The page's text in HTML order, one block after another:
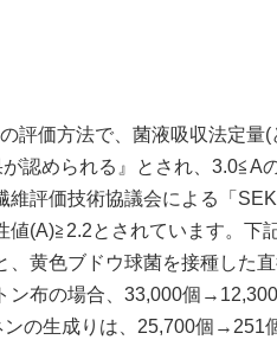
評価方法で、菌液吸収法定量(
認められる』とされ、3.0≦A
維評価技術協議会による「
(A)≧2.2とされています。下
黄色ブドウ球菌を接種した
ン布の場合、33,000個
の生成りは、25,700個→251